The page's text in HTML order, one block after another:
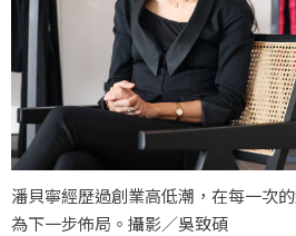
潘貝寧經歷過創業高低潮，在每一次
為下一步佈局。攝影／吳致碩